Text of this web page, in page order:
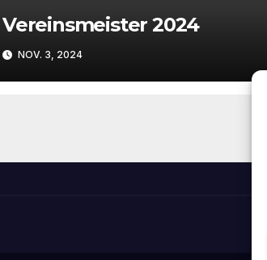
Vereinsmeister 2024
NOV. 3, 2024